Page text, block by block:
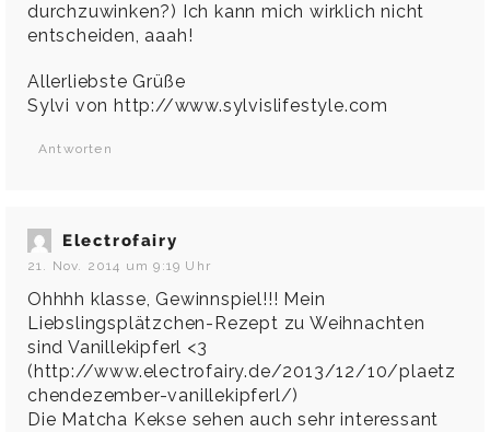
durchzuwinken?) Ich kann mich wirklich nicht
entscheiden, aaah!
Allerliebste Grüße
Sylvi von http://www.sylvislifestyle.com
Antworten
Electrofairy
21. Nov. 2014 um 9:19 Uhr
Ohhhh klasse, Gewinnspiel!!! Mein
Liebslingsplätzchen-Rezept zu Weihnachten
sind Vanillekipferl <3
( http://www.electrofairy.de/2013/12/10/plaetz
chendezember-vanillekipferl/)
Die Matcha Kekse sehen auch sehr interessant